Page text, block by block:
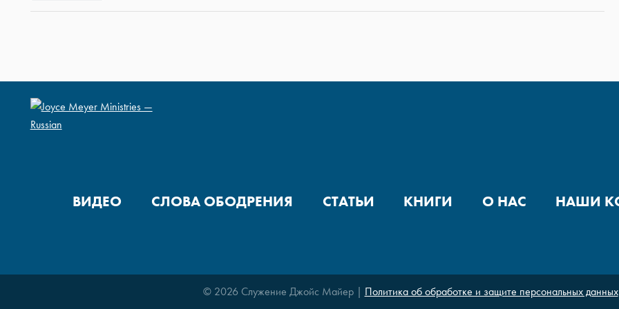
ВИДЕО СЛОВА ОБОДРЕНИЯ СТАТЬИ КНИГИ О НАС НАШИ
© 2026 Служение Джойс Майер | Политика об обработке и защите персональных данных